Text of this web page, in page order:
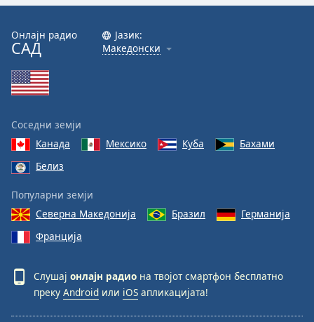
Онлајн радио
САД
Јазик:
Македонски
Соседни земји
Канада
Мексико Куба
Бахами
Белиз
Популарни земји
Северна Македонија
Бразил
Германија
Франција
Слушај онлајн радио на твојот смартфон бесплатно
преку Android или iOS апликацијата!